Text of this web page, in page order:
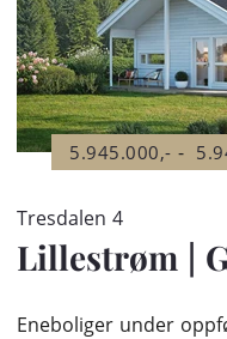
5.945.000,- -
Tresdalen 4
Lillestrøm |
Eneboliger under